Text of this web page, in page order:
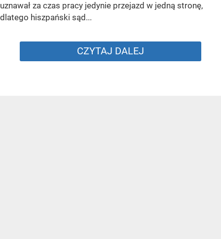
uznawał za czas pracy jedynie przejazd w jedną stronę,
dlatego hiszpański sąd...
CZYTAJ DALEJ